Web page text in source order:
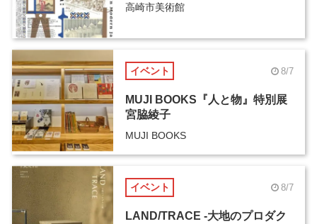
高崎市美術館
イベント 8/7
MUJI BOOKS『人と物』特別展
宮脇綾子
MUJI BOOKS
イベント 8/7
LAND/TRACE -大地のプロダク